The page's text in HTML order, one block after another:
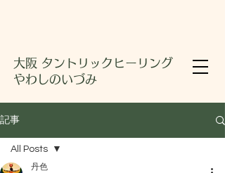
大阪 タントリックヒーリング
やわしのいづみ
記事
All Posts
丹色